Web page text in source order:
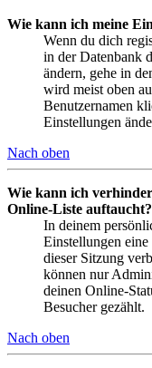
Wie kann ich meine
Wenn du dich
in der Datenbank
ändern, gehe in
wird meist oben
Benutzernamen
Einstellungen
Nach oben
Wie kann ich
Online-Liste auftaucht?
In deinem
Einstellungen
dieser Sitzung
können nur
deinen Online-
Besucher gezählt.
Nach oben